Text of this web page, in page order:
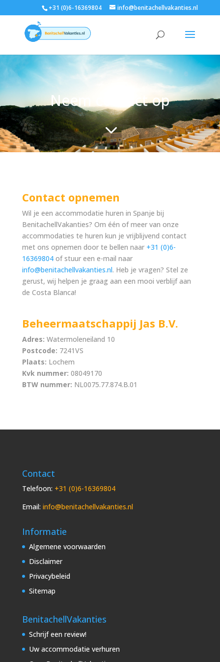
+31 (0)6-16369804 info@benitachellvakanties.nl
Neem contact op
3
Contact opnemen
Wil je een accommodatie huren in Spanje bij
BenitachellVakanties? Om één of meer van onze
accommodaties te huren kun je vrijblijvend contact
met ons opnemen door te bellen naar +31 (0)6-
16369804of stuur een e-mail naar
info@benitachellvakanties.nl. Heb je vragen? Stel ze
gerust, wij helpen je graag aan een mooi verblijf aan
de Costa Blanca!
Beheermaatschappij Jas B.V.
Adres: Watermoleneiland 10
Postcode: 7241VS
Plaats: Lochem
Kvk nummer: 08049170
BTW nummer: NL0075.77.874.B.01
Contact
Telefoon: +31 (0)6-16369804
Email: info@benitachellvakanties.nl
Informatie
Algemene voorwaarden
Disclaimer
Privacybeleid
Sitemap
BenitachellVakanties
Schrijf een review!
Uw accommodatie verhuren